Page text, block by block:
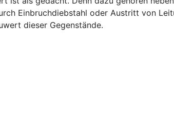
Einbruchdiebstahl oder Austritt von
dieser Gegenstände.